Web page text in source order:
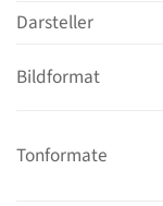
Darsteller
Bildformat
Tonformate